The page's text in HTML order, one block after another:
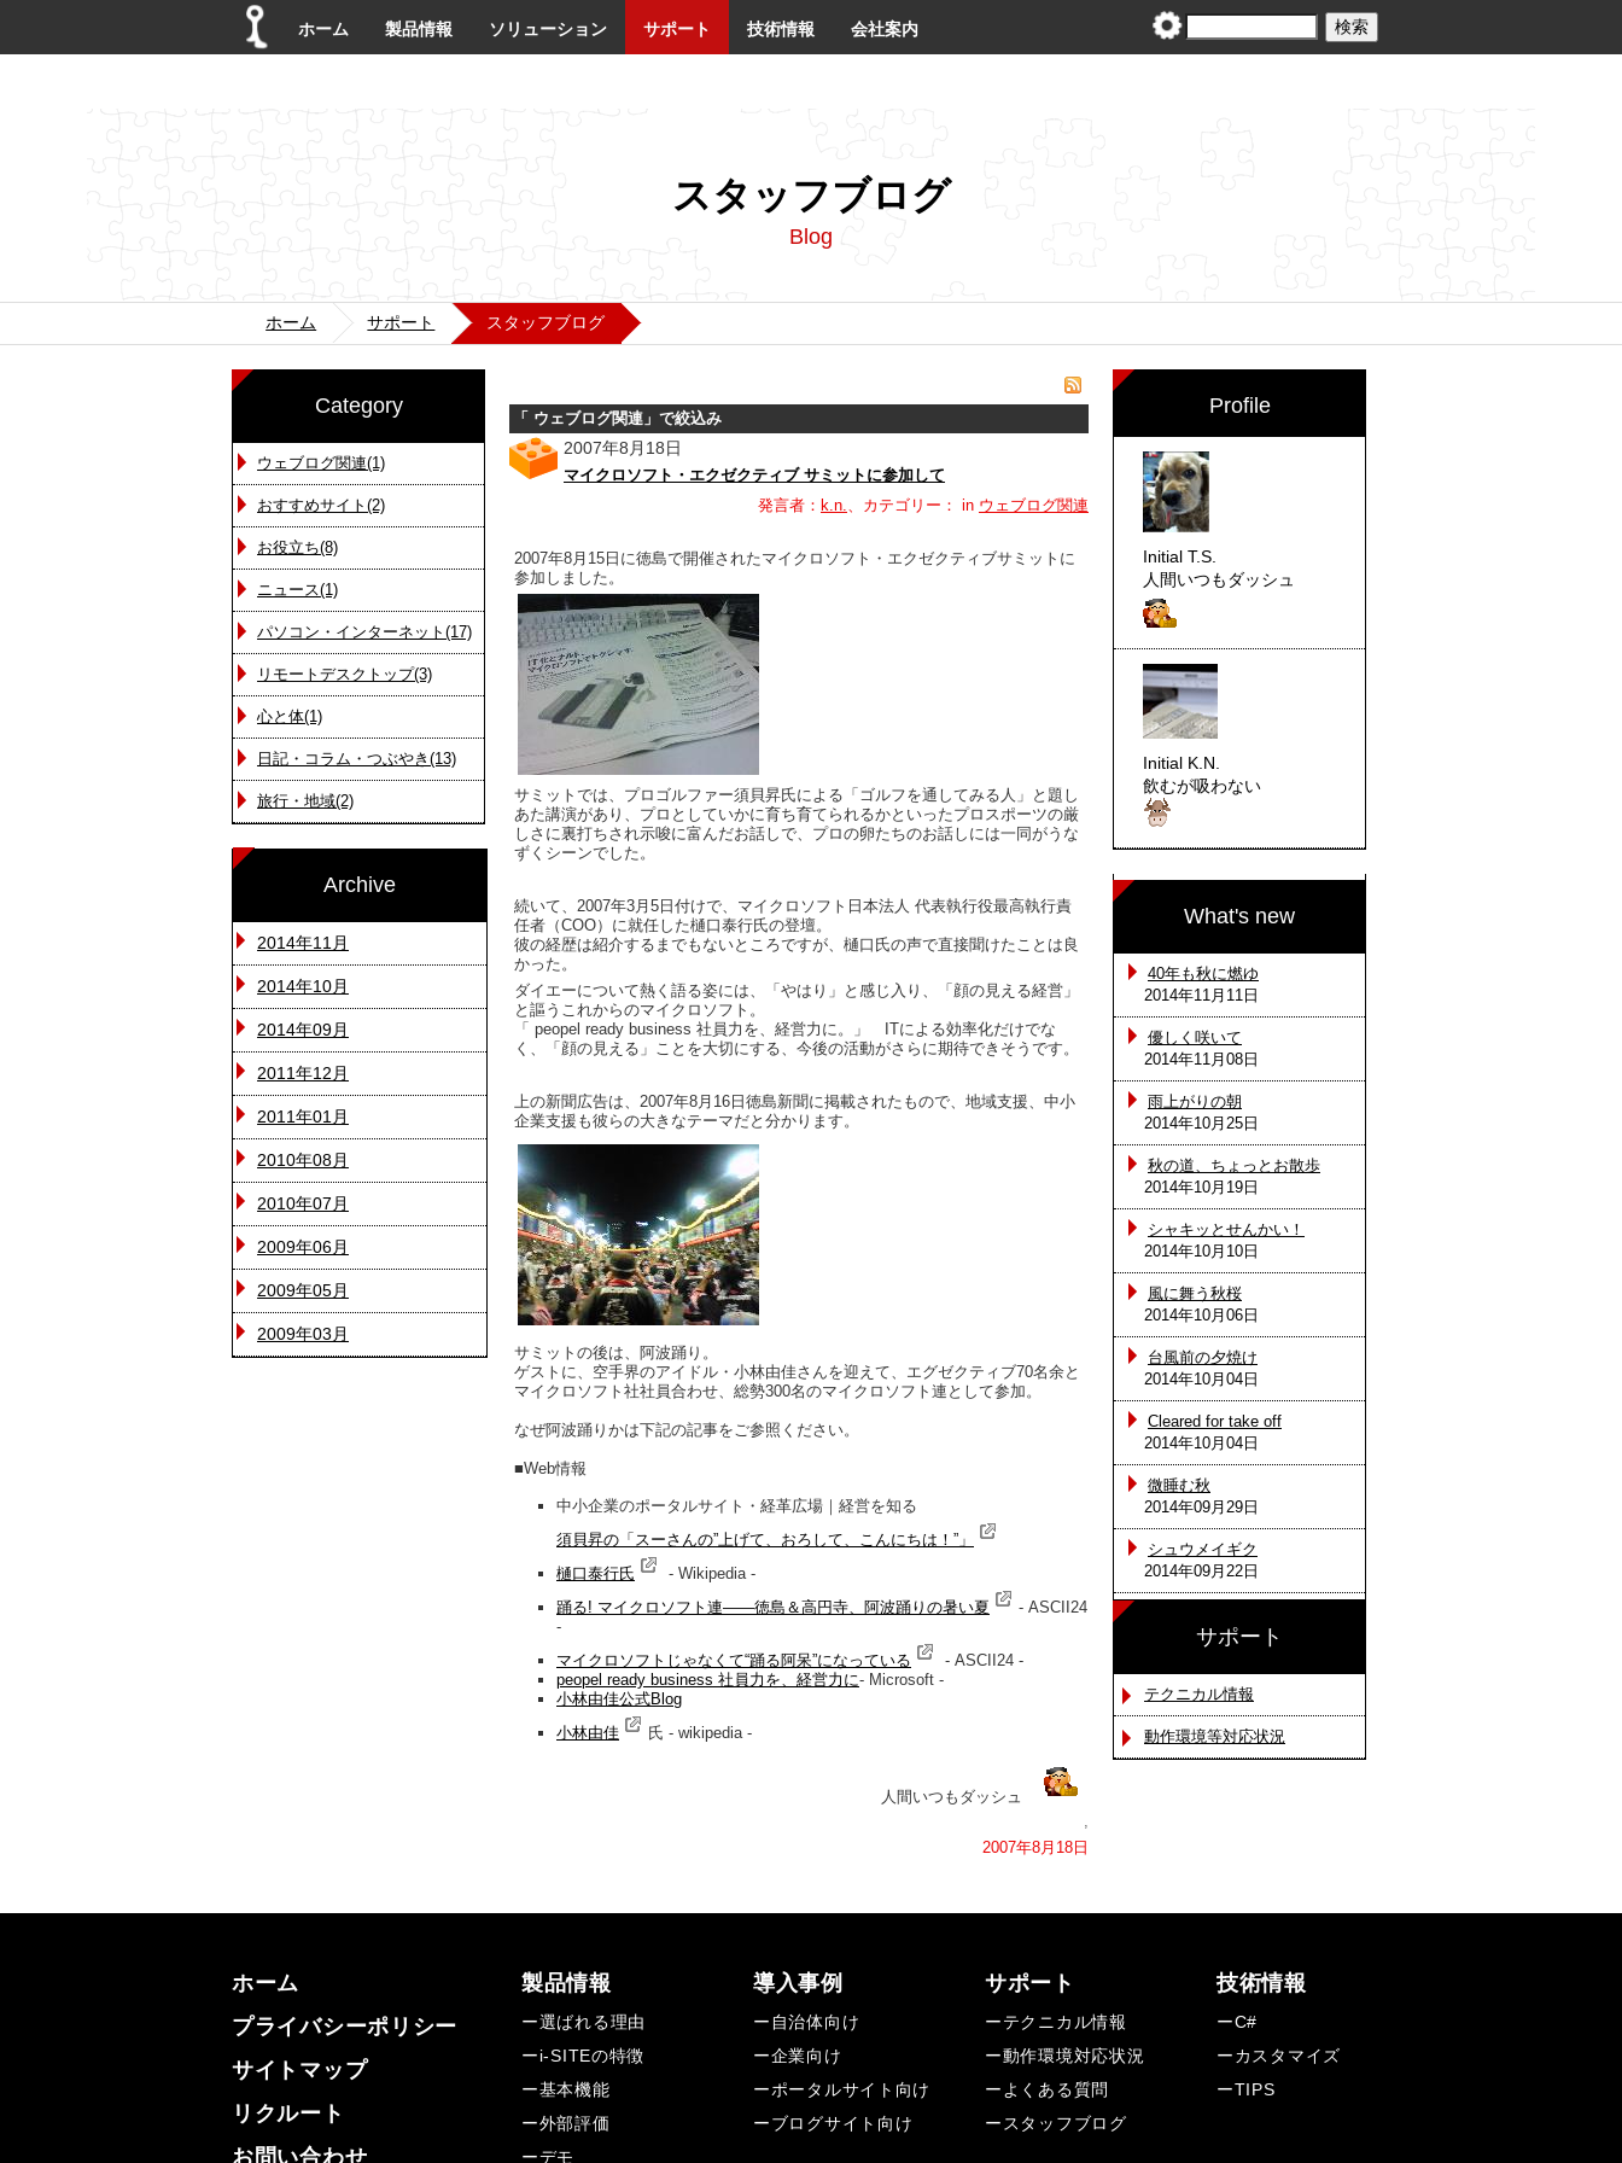
ホーム 製品情報 ソリューション サポート 技術情報 会社案内
スタッフブログ
Blog
ホーム サポート スタッフブログ
Category
ウェブログ関連(1)
おすすめサイト(2)
お役立ち(8)
ニュース(1)
パソコン・インターネット(17)
リモートデスクトップ(3)
心と体(1)
日記・コラム・つぶやき(13)
旅行・地域(2)
Archive
2014年11月
2014年10月
2014年09月
2011年12月
2011年01月
2010年08月
2010年07月
2009年06月
2009年05月
2009年03月
「 ウェブログ関連 」で絞込み
2007年8月18日
マイクロソフト・エクゼクティブ サミットに参加して
発言者： k.n. 、カテゴリー： in ウェブログ関連
2007年8月15日に徳島で開催されたマイクロソフト・エクゼクティブサミットに
参加しました。
サミットでは、プロゴルファー須貝昇氏による「ゴルフを通してみる人」と題し
あた講演があり、プロとしていかに育ち育てられるかといったプロスポーツの厳
しさに裏打ちされ示唆に富んだお話しで、プロの卵たちのお話しには一同がうな
ずくシーンでした。
続いて、2007年3月5日付けで、マイクロソフト日本法人 代表執行役最高執行責
任者（COO）に就任した樋口泰行氏の登壇。
彼の経歴は紹介するまでもないところですが、樋口氏の声で直接聞けたことは良
かった。
ダイエーについて熱く語る姿には、「やはり」と感じ入り、「顔の見える経営」
と謳うこれからのマイクロソフト。
「 peopel ready business 社員力を、経営力に。」 ITによる効率化だけでな
く、「顔の見える」ことを大切にする、今後の活動がさらに期待できそうです。
上の新聞広告は、2007年8月16日徳島新聞に掲載されたもので、地域支援、中小
企業支援も彼らの大きなテーマだと分かります。
サミットの後は、阿波踊り。
ゲストに、空手界のアイドル・小林由佳さんを迎えて、エグゼクティブ70名余と
マイクロソフト社社員合わせ、総勢300名のマイクロソフト連として参加。
なぜ阿波踊りかは下記の記事をご参照ください。
■Web情報
中小企業のポータルサイト・経革広場｜経営を知る
須貝昇の「スーさんの”上げて、おろして、こんにちは！”」
樋口泰行氏
- Wikipedia -
踊る! マイクロソフト連――徳島＆高円寺、阿波踊りの暑い夏
- ASCII24
-
マイクロソフトじゃなくて“踊る阿呆”になっている
- ASCII24 -
peopel ready business 社員力を、経営力に- Microsoft -
小林由佳公式Blog
小林由佳
氏 - wikipedia -
人間いつもダッシュ
2007年8月18日
Profile
Initial T.S.
人間いつもダッシュ
Initial K.N.
飲むが吸わない
What's new
40年も秋に燃ゆ
2014年11月11日
優しく咲いて
2014年11月08日
雨上がりの朝
2014年10月25日
秋の道、ちょっとお散歩
2014年10月19日
シャキッとせんかい！
2014年10月10日
風に舞う秋桜
2014年10月06日
台風前の夕焼け
2014年10月04日
Cleared for take off
2014年10月04日
微睡む秋
2014年09月29日
シュウメイギク
2014年09月22日
サポート
テクニカル情報
動作環境等対応状況
ホーム
プライバシーポリシー
サイトマップ
リクルート
お問い合わせ
製品情報
ー選ばれる理由
ーi-SITEの特徴
ー基本機能
ー外部評価
ーデモ
導入事例
ー自治体向け
ー企業向け
ーポータルサイト向け
ーブログサイト向け
サポート
ーテクニカル情報
ー動作環境対応状況
ーよくある質問
ースタッフブログ
技術情報
ーC#
ーカスタマイズ
ーTIPS